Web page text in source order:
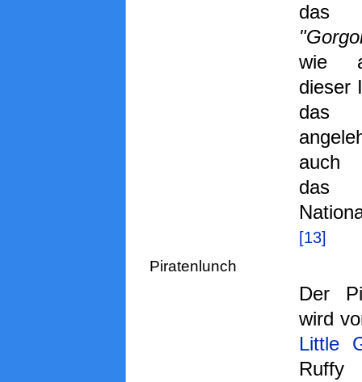
wie
dieser
auch
das
[13]
Piratenlunch
Der
wird
Little
Ruffy